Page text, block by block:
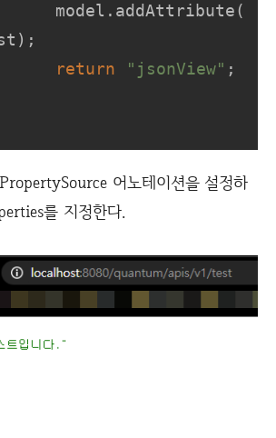
		model.addAttribute(
return
"jsonView" ;
어노테이션을 설정하
를 지정한다.